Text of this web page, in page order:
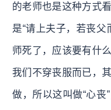
的老师也是这种方式
是“请上夫子，若丧
师死了，应该要有什
我们不穿丧服而已，
做，所以这叫做“心丧